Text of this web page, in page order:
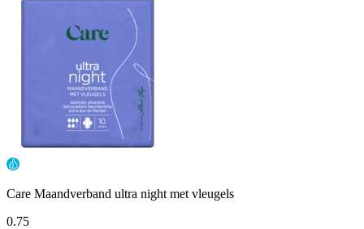
Care Maandverband ultra night met vleugels
0.75